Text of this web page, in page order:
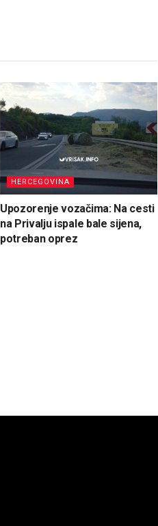
HERCEGOVINA
Upozorenje vozačima: Na cesti
na Privalju ispale bale sijena,
potreban oprez